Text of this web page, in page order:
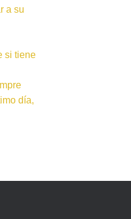
a su
si tiene
día,